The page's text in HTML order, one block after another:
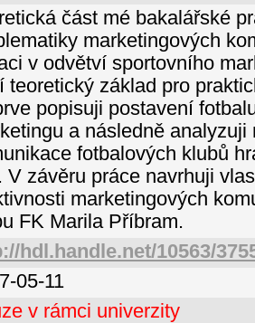
část mé bakalářské
marketingových
v odvětví sportovního
teoretický základ pro
popisuji postavení
a následně analyzuji
fotbalových klubů
V závěru práce navrhuji
marketingových
FK Marila Příbram.
hdl.handle.net/10563/
05-11
v rámci univerzity